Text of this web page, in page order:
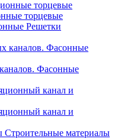
торцевые
Решетки
Фасонные
канал и
канал и
Строительные материалы